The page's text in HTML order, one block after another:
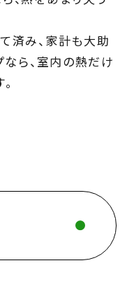
済み、家計も大助
なら、室内の熱だけ